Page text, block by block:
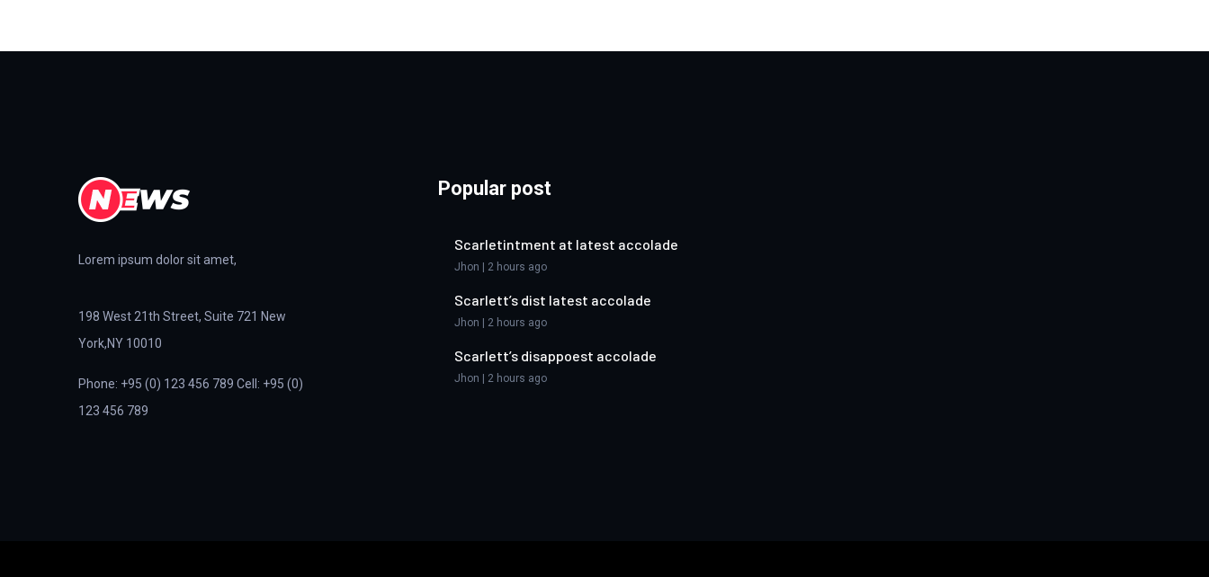
Lorem ipsum dolor sit amet,
198 West 21th Street, Suite 721 New
York,NY 10010
Phone: +95 (0) 123 456 789 Cell: +95 (0)
123 456 789
Popular post
Scarletintment at latest accolade
Jhon | 2 hours ago
Scarlett’s dist latest accolade
Jhon | 2 hours ago
Scarlett’s disappoest accolade
Jhon | 2 hours ago